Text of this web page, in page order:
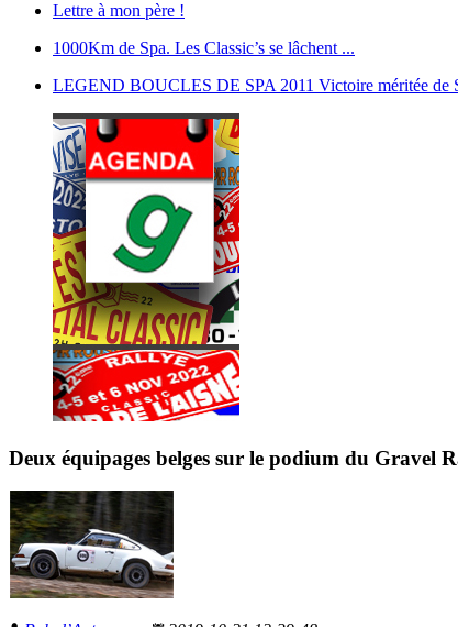
Lettre à mon père !
1000Km de Spa. Les Classic’s se lâchent ...
LEGEND BOUCLES DE SPA 2011 Victoire méritée de
Deux équipages belges sur le podium du Gravel